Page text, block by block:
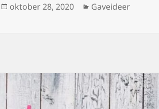
Udgivet
oktober 28, 2020 Kategorier
Gaveideer